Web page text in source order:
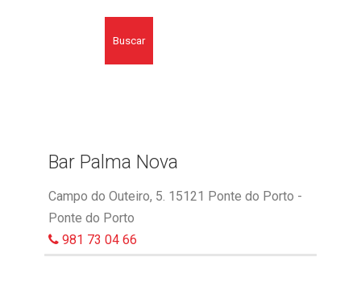
Buscar
Bar Palma Nova
Campo do Outeiro, 5. 15121 Ponte do Porto -
Ponte do Porto
981 73 04 66